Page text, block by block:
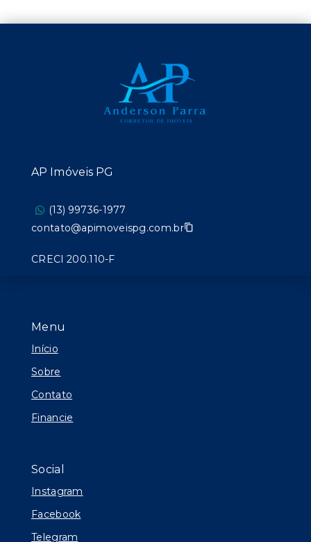
Menu
Início
Sobre
Contato
Financie
Social
Instagram
Facebook
Telegram
AP Imóveis PG
(13) 99736-1977
contato@apimoveispg.com.br
CRECI 200.110-F